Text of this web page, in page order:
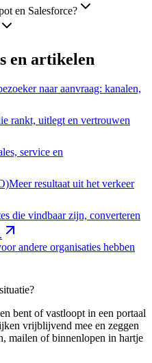
en Salesforce?
en artikelen
naar aanvraag: kanalen,
rankt, uitlegt en vertrouwen
service en
Meer resultaat uit het verkeer
die vindbaar zijn, converteren
andere organisaties hebben
bent of vastloopt in een portaal
vrijblijvend mee en zeggen
mailen of binnenlopen in hartje